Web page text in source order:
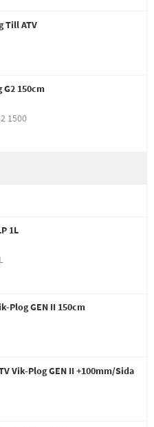
Till ATV
150cm
1500
1L
Plog GEN II 150cm
Vik-Plog GEN II +100mm/Sida